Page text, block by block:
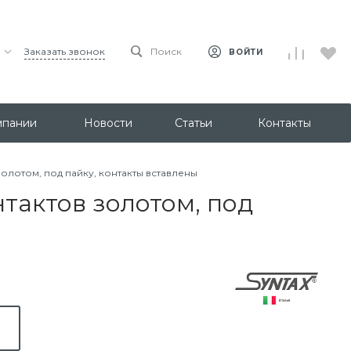
Заказать звонок Поиск ВОЙТИ
Новости Статьи Контакты
под пайку, контакты вставлены
золотом, под